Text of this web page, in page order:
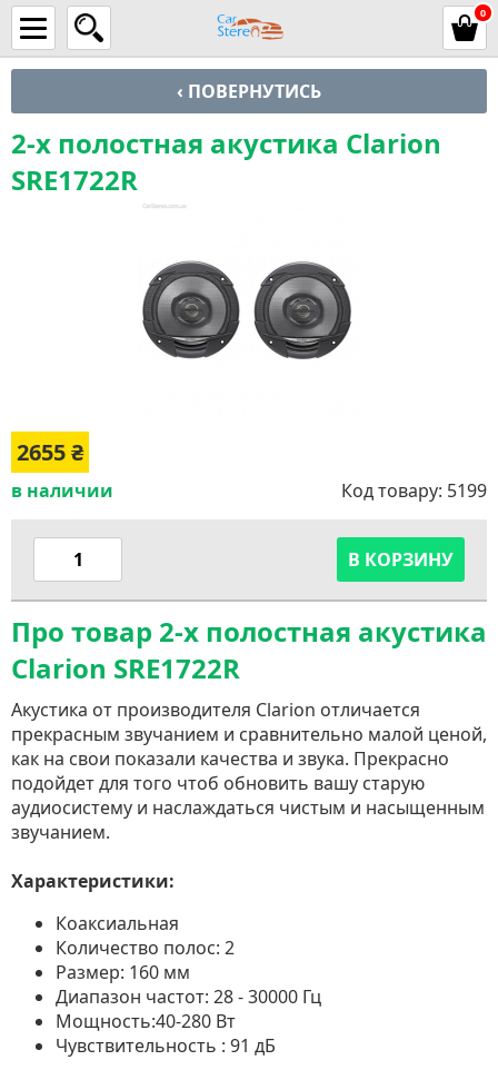
0
‹ ПОВЕРНУТИСЬ
2-х полостная акустика Clarion
SRE1722R
2655₴
в наличии Код товару: 5199
В КОРЗИНУ
Про товар 2-х полостная акустика
Clarion SRE1722R
Акустика от производителя Clarion отличается
прекрасным звучанием и сравнительно малой ценой,
как на свои показали качества и звука. Прекрасно
подойдет для того чтоб обновить вашу старую
аудиосистему и наслаждаться чистым и насыщенным
звучанием.
Характеристики:
Коаксиальная
Количество полос: 2
Размер: 160 мм
Диапазон частот: 28 - 30000 Гц
Мощность:40-280 Вт
Чувствительность : 91 дБ